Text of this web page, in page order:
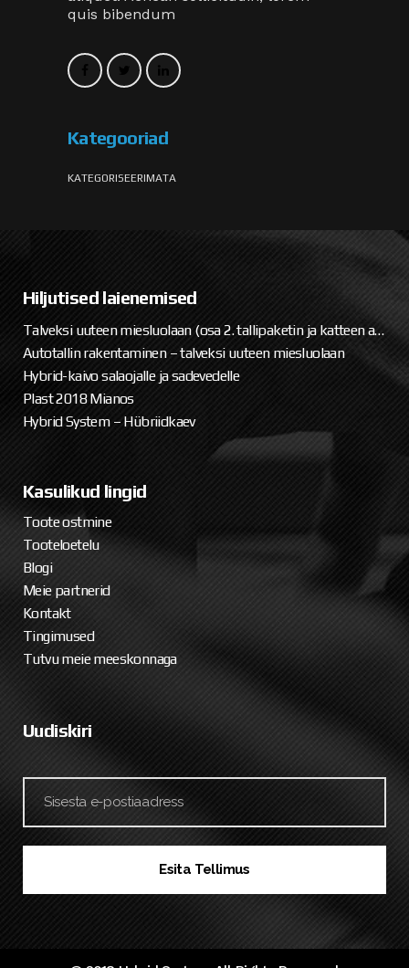
Hiljutised laienemised
Talveksi uuteen miesluolaan (osa 2. tallipaketin ja katteen asennus)
Autotallin rakentaminen – talveksi uuteen miesluolaan
Hybrid-kaivo salaojalle ja sadevedelle
Plast 2018 Mianos
Hybrid System – Hübriidkaev
Kasulikud lingid
Toote ostmine
Tooteloetelu
Blogi
Meie partnerid
Kontakt
Tingimused
Tutvu meie meeskonnaga
Uudiskiri